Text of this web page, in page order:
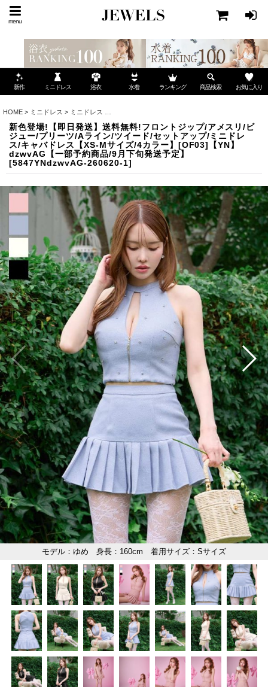
menu
新作 ミニドレス 浴衣 水着 ランキング 商品検索 お気に入り
HOME > ミニドレス > ミニドレス
新色登場!【即日発送】送料無料!フロントジップ/アメスリ/ビ
ジュー/プリーツ/Aライン/ツイード/セットアップ/ミニドレ
ス/キャバドレス【XS-Mサイズ/4カラー】[OF03]【YN】
dzwvAG【一部予約商品/9月下旬発送予定】
[5847YNdzwvAG-260620-1]